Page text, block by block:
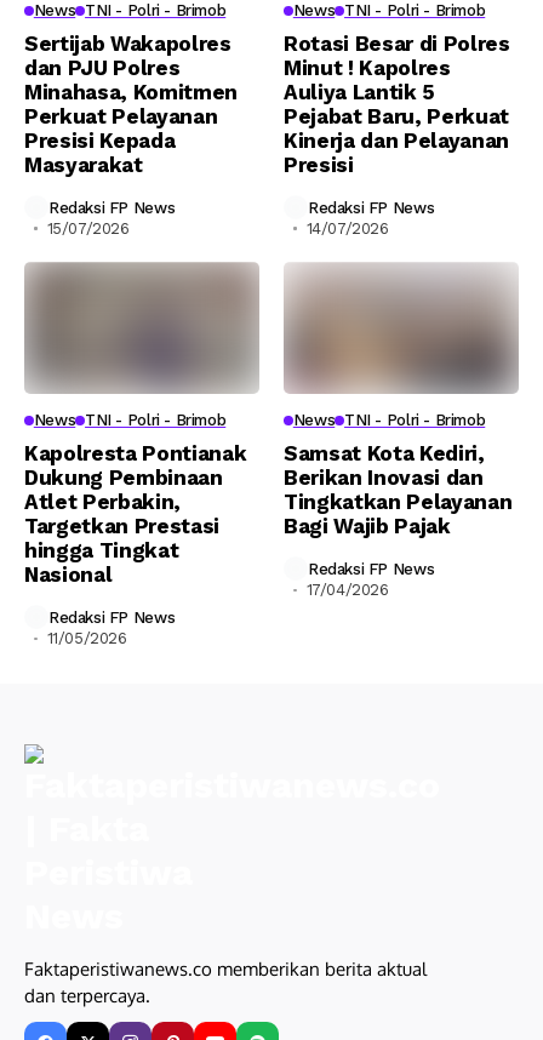
News TNI - Polri - Brimob
Sertijab Wakapolres
dan PJU Polres
Minahasa, Komitmen
Perkuat Pelayanan
Presisi Kepada
Masyarakat
Redaksi FP News
15/07/2026
News TNI - Polri - Brimob
Rotasi Besar di Polres
Minut ! Kapolres
Auliya Lantik 5
Pejabat Baru, Perkuat
Kinerja dan Pelayanan
Presisi
Redaksi FP News
14/07/2026
News TNI - Polri - Brimob
Kapolresta Pontianak
Dukung Pembinaan
Atlet Perbakin,
Targetkan Prestasi
hingga Tingkat
Nasional
Redaksi FP News
11/05/2026
News TNI - Polri - Brimob
Samsat Kota Kediri,
Berikan Inovasi dan
Tingkatkan Pelayanan
Bagi Wajib Pajak
Redaksi FP News
17/04/2026
Faktaperistiwanews.co memberikan berita aktual
dan terpercaya.